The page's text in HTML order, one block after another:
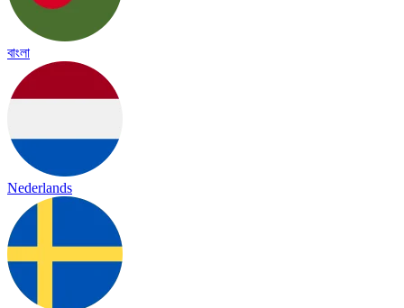
বাংলা
Nederlands